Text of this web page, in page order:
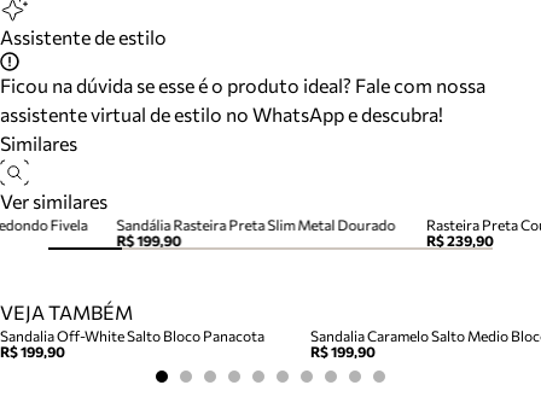
Assistente de estilo
Ficou na dúvida se esse é o produto ideal? Fale com nossa
assistente virtual de estilo no WhatsApp e descubra!
Similares
Ver similares
Sandália Rasteira Preta Slim Metal Dourado
R$ 199,90
R$ 239,90
Fivela
VEJA TAMBÉM
Sandalia Off-White Salto Bloco Panacota
R$ 199,90
R$ 199,90